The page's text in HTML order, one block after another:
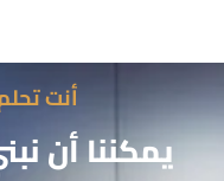
أنت
يمكننا أن